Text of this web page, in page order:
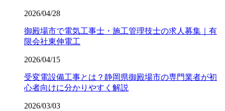
2026/04/28
御殿場市で電気工事士・施工管理技士の求人募集｜有
限会社東伸電工
2026/04/15
受変電設備工事とは？静岡県御殿場市の専門業者が初
心者向けに分かりやすく解説
2026/03/03